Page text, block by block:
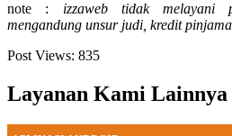
note : izzaweb tidak melayani
mengandung unsur judi, kredit
Post Views: 835
Layanan Kami Lainnya